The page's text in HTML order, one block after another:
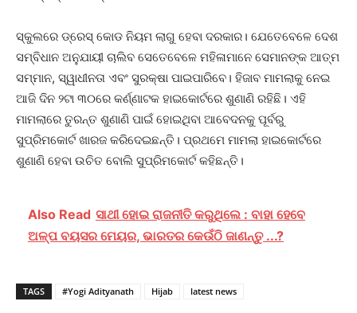
ସ୍କୁଲରେ ଡ୍ରେସ୍‌ କୋଡ ନିୟମ ଲାଗୁ ହେବା ଦରକାର। ଯେତେବେଳେ ଦେଶ
ସମ୍ବିଧାନ ଅନୁଯାୟୀ ଚାଲିବ ସେତେବେଳେ ମହିଳାମାନେ ସେମାନଙ୍କ ଆତ୍ମ
ସମ୍ମାନ, ସ୍ୱାଧୀନତା ଏବଂ ସୁରକ୍ଷା ପାଇପାରିବେ। ହିଜାବ ମାମଲାକୁ ନେଇ
ଆଜି ଦିନ ୨ଟା ୩୦ରେ କର୍ଣ୍ଣାଟକ ହାଇକୋର୍ଟରେ ଶୁଣାଣି ରହିଛି। ଏହି
ମାମଲାରେ ତୁରନ୍ତ ଶୁଣାଣି ପାଇଁ ହୋଇଥିବା ଆବେଦନକୁ ପୂର୍ବରୁ
ସୁପ୍ରିମକୋର୍ଟ ଖାରଜ କରିଦେଇଛନ୍ତି। ପ୍ରଥମେ ମାମଲା ହାଇକୋର୍ଟରେ
ଶୁଣାଣି ହେବା ଉଚିତ ବୋଲି ସୁପ୍ରିମକୋର୍ଟ କହିଛନ୍ତି।
Also Read ସାଥୀ ହୋଇ ରାଜନୀତି କରୁଥିଲେ : ବାହା ହେବେ
ଅଳ୍ପ ବୟସର ମେୟର, ଭାରତର କେଉଁଠି ଜାଣନ୍ତୁ ...?
TAGS #Yogi Adityanath Hijab latest news